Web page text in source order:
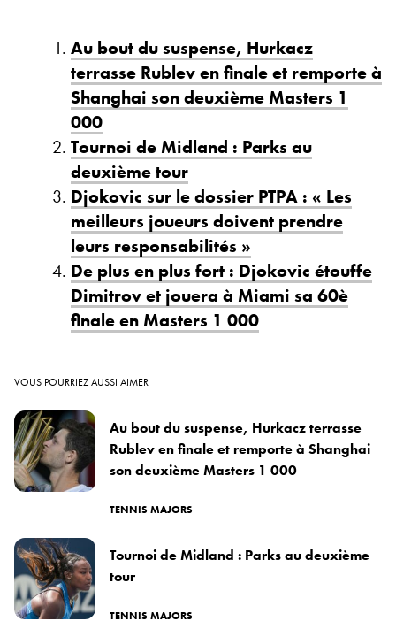
Au bout du suspense, Hurkacz
terrasse Rublev en finale et remporte à
Shanghai son deuxième Masters 1
000
Tournoi de Midland : Parks au
deuxième tour
Djokovic sur le dossier PTPA : « Les
meilleurs joueurs doivent prendre
leurs responsabilités »
De plus en plus fort : Djokovic étouffe
Dimitrov et jouera à Miami sa 60è
finale en Masters 1 000
VOUS POURRIEZ AUSSI AIMER
Au bout du suspense, Hurkacz terrasse
Rublev en finale et remporte à Shanghai
son deuxième Masters 1 000
TENNIS MAJORS
Tournoi de Midland : Parks au deuxième
tour
TENNIS MAJORS